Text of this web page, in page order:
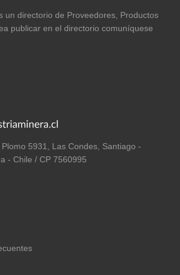
un directorio de Proveedores, Productos
publicar en el directorio comuníquese
5931, Las Condes, Santiago -
- Chile / CP 7560995